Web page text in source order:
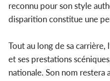
reconnu pour son style
disparition constitue une
Tout au long de sa carrière,
et ses prestations
nationale. Son nom restera